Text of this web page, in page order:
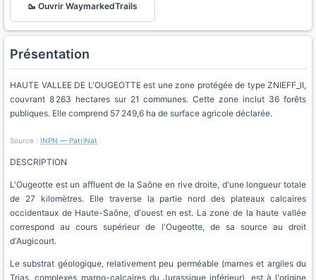
🥾 Ouvrir WaymarkedTrails
Présentation
HAUTE VALLEE DE L'OUGEOTTE est une zone protégée de type ZNIEFF_II,
couvrant 8 263 hectares sur 21 communes. Cette zone inclut 36 forêts
publiques. Elle comprend 57 249,6 ha de surface agricole déclarée.
Source : INPN — PatriNat
DESCRIPTION
L'Ougeotte est un affluent de la Saône en rive droite, d'une longueur totale
de 27 kilomètres. Elle traverse la partie nord des plateaux calcaires
occidentaux de Haute-Saône, d'ouest en est. La zone de la haute vallée
correspond au cours supérieur de l'Ougeotte, de sa source au droit
d'Augicourt.
Le substrat géologique, relativement peu perméable (marnes et argiles du
Trias, complexes marno-calcaires du Jurassique inférieur), est à l'origine